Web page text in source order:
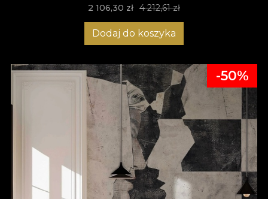
2 106,30 zł 4 212,61 zł
Dodaj do koszyka
-50%